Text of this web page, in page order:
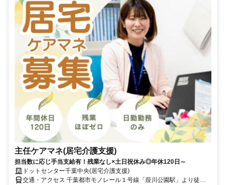
主任ケアマネ(居宅介護支援)
担当数に応じ手当支給有！残業なし×土日祝休み◎年休120日～
ドットセンター千葉中央(居宅介護支援)
交通・アクセス 千葉都市モノレール１号線「葭川公園駅」より徒歩9